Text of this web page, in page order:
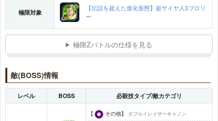
極限対象
【伝説を超えた進化形態】超サイヤ人3ブロリ
ー
極限Zバトルの仕様を見る
敵(BOSS)情報
レベル BOSS 必殺技タイプ/敵カテゴリ
【 その他】 ダブルイレイザーキャノン